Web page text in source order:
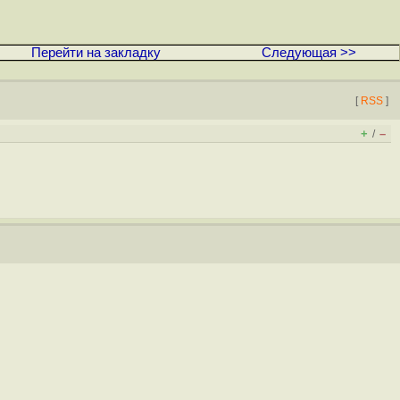
Перейти на закладку Следующая >>
[ RSS ]
+ / –